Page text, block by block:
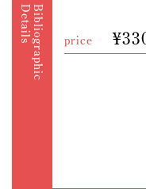
Bibliographic
Details price